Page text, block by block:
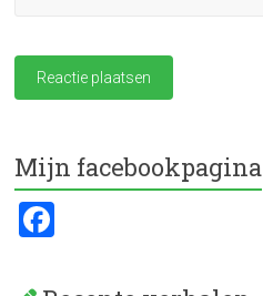
Mijn facebookpagina